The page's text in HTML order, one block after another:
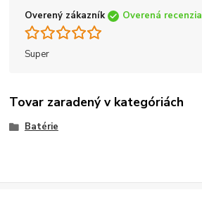
Overený zákazník Overená recenzia
Super
Tovar zaradený v kategóriách
Batérie